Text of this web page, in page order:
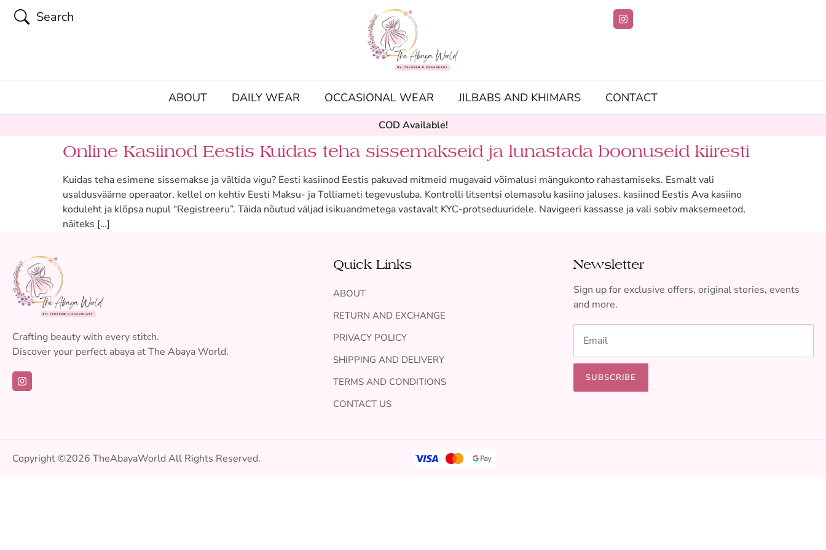
Search
ABOUT DAILY WEAR OCCASIONAL WEAR JILBABS AND KHIMARS CONTACT
COD Available!
Online Kasiinod Eestis Kuidas teha sissemakseid ja lunastada boonuseid kiiresti
Kuidas teha esimene sissemakse ja vältida vigu? Eesti kasiinod Eestis pakuvad mitmeid mugavaid võimalusi mängukonto rahastamiseks. Esmalt vali
usaldusväärne operaator, kellel on kehtiv Eesti Maksu- ja Tolliameti tegevusluba. Kontrolli litsentsi olemasolu kasiino jaluses. kasiinod Eestis Ava kasiino
koduleht ja klõpsa nupul “Registreeru”. Täida nõutud väljad isikuandmetega vastavalt KYC-protseduuridele. Navigeeri kassasse ja vali sobiv maksemeetod,
näiteks […]
Crafting beauty with every stitch.
Discover your perfect abaya at The Abaya World.
Quick Links
ABOUT
RETURN AND EXCHANGE
PRIVACY POLICY
SHIPPING AND DELIVERY
TERMS AND CONDITIONS
CONTACT US
Newsletter
Sign up for exclusive offers, original stories, events
and more.
SUBSCRIBE
Copyright ©2026 TheAbayaWorld All Rights Reserved.